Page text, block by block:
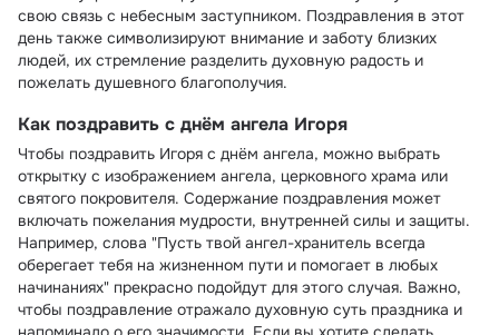
свою связь с небесным заступником. Поздравления в этот
день также символизируют внимание и заботу близких
людей, их стремление разделить духовную радость и
пожелать душевного благополучия.
Как поздравить с днём ангела Игоря
Чтобы поздравить Игоря с днём ангела, можно выбрать
открытку с изображением ангела, церковного храма или
святого покровителя. Содержание поздравления может
включать пожелания мудрости, внутренней силы и защиты.
Например, слова "Пусть твой ангел-хранитель всегда
оберегает тебя на жизненном пути и помогает в любых
начинаниях" прекрасно подойдут для этого случая. Важно,
чтобы поздравление отражало духовную суть праздника и